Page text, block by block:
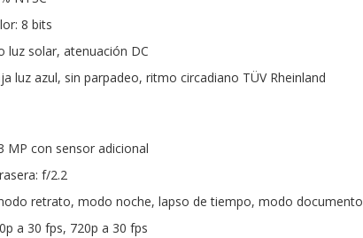
8 bits
luz solar, atenuación DC
luz azul, sin parpadeo, ritmo circadiano TÜV Rheinland
MP con sensor adicional
f/2.2
retrato, modo noche, lapso de tiempo, modo documento
a 30 fps, 720p a 30 fps